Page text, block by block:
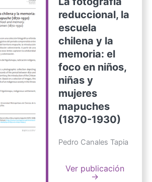
reduccional, la
escuela
chilena y la
memoria: el
foco en niños,
niñas y
mujeres
mapuches
(1870-1930)
Pedro Canales Tapia
Ver publicación
→